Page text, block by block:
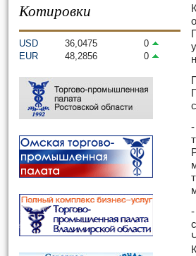
Котировки
USD 36,0475
0
EUR
48,2856 0
-
-